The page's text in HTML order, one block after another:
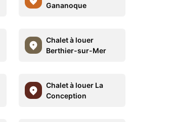
Gananoque
Chalet à louer
Berthier-sur-Mer
Chalet à louer La
Conception